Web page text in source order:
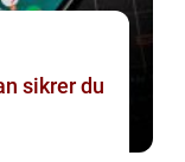
sikrer du